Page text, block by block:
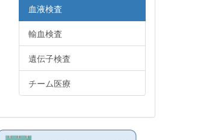
血液検査
輸血検査
遺伝子検査
チーム医療